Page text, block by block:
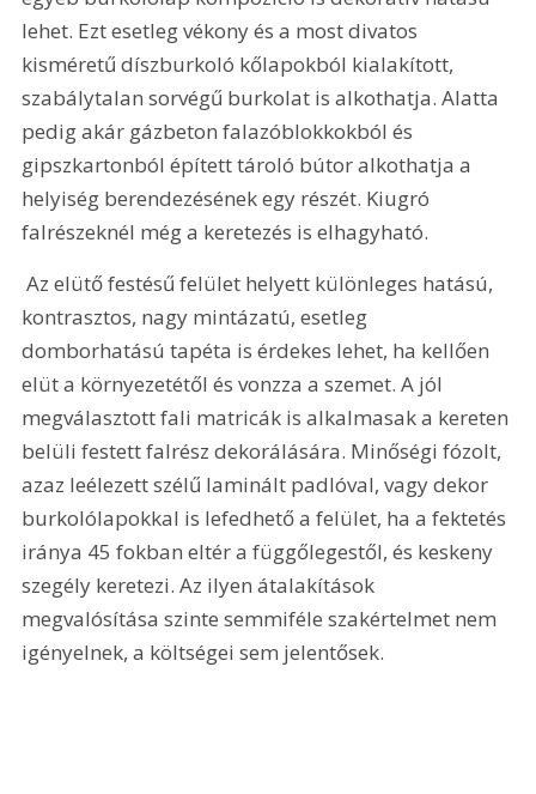
lehet. Ezt esetleg vékony és a most divatos
kisméretű díszburkoló kőlapokból kialakított,
szabálytalan sorvégű burkolat is alkothatja. Alatta
pedig akár gázbeton falazóblokkokból és
gipszkartonból épített tároló bútor alkothatja a
helyiség berendezésének egy részét. Kiugró
falrészeknél még a keretezés is elhagyható.
Az elütő festésű felület helyett különleges hatású,
kontrasztos, nagy mintázatú, esetleg
domborhatású tapéta is érdekes lehet, ha kellően
elüt a környezetétől és vonzza a szemet. A jól
megválasztott fali matricák is alkalmasak a kereten
belüli festett falrész dekorálására. Minőségi fózolt,
azaz leélezett szélű laminált padlóval, vagy dekor
burkolólapokkal is lefedhető a felület, ha a fektetés
iránya 45 fokban eltér a függőlegestől, és keskeny
szegély keretezi. Az ilyen átalakítások
megvalósítása szinte semmiféle szakértelmet nem
igényelnek, a költségei sem jelentősek.